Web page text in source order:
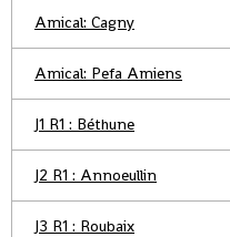
Amical: Cagny
Amical: Pefa Amiens
J1 R1 : Béthune
J2 R1 : Annoeullin
J3 R1 : Roubaix